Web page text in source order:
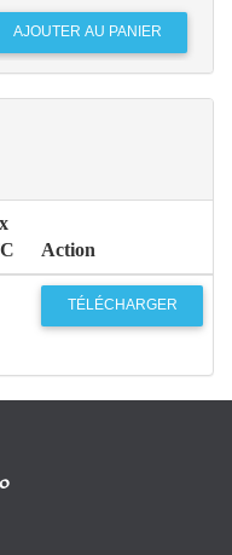
Action
TÉLÉCHARGER